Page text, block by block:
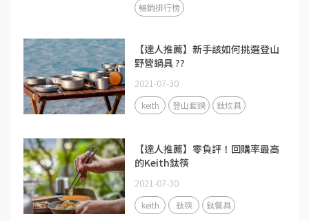
暢銷排行榜
【達人推薦】新手該如何挑選登山
野營鍋具 ??
2021-07-30
keith 登山套鍋 鈦炊具
【達人推薦】零負評！回購率最高
的Keith鈦筷
2021-07-30
keith 鈦筷 鈦餐具